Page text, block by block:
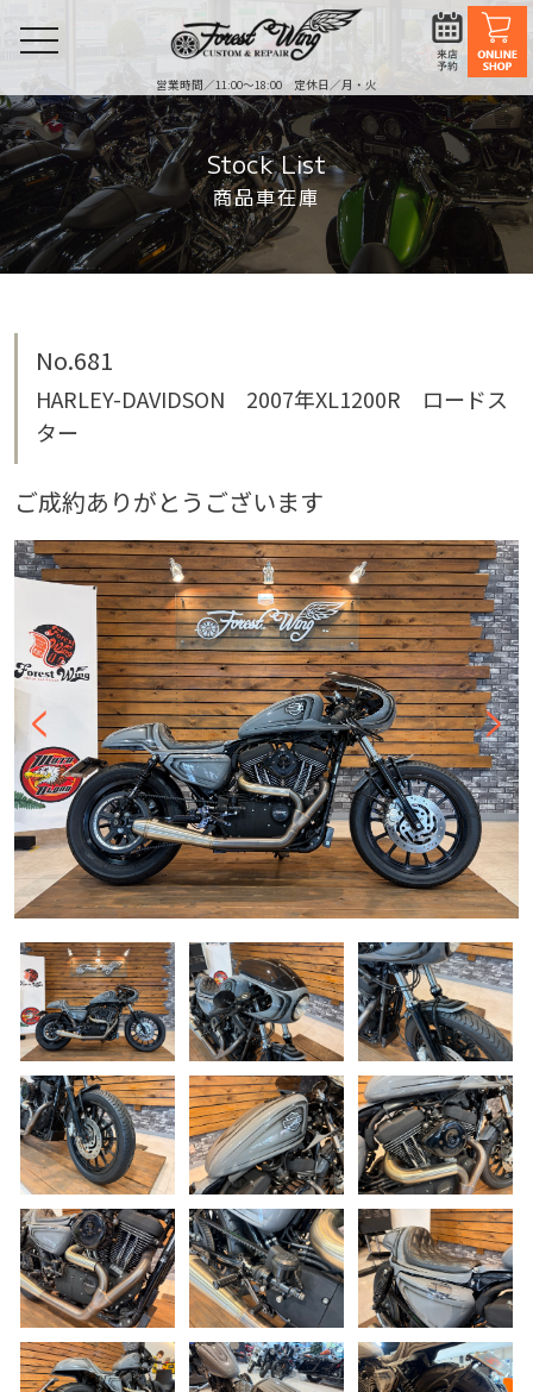
営業時間／11:00〜18:00 定休日／月・火
toggle
navigation
Stock List
商品車在庫
No.681
HARLEY-DAVIDSON 2007年XL1200R ロードス
ター
ご成約ありがとうございます